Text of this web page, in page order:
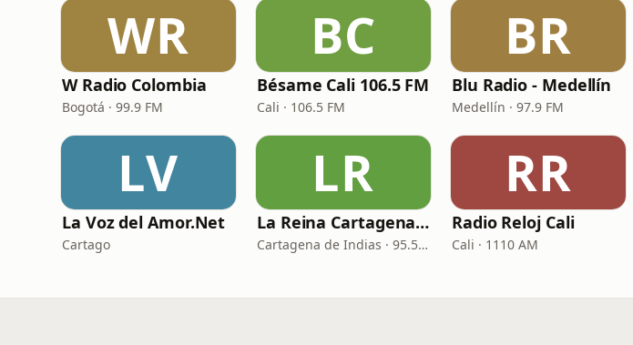
WR
W Radio Colombia
Bogotá · 99.9 FM
BC
Bésame Cali 106.5 FM
Cali · 106.5 FM
BR
Blu Radio - Medellín
Medellín · 97.9 FM
LV
La Voz del Amor.Net
Cartago
LR
La Reina Cartagena de Indias
Cartagena de Indias · 95.5 FM
RR
Radio Reloj Cali
Cali · 1110 AM